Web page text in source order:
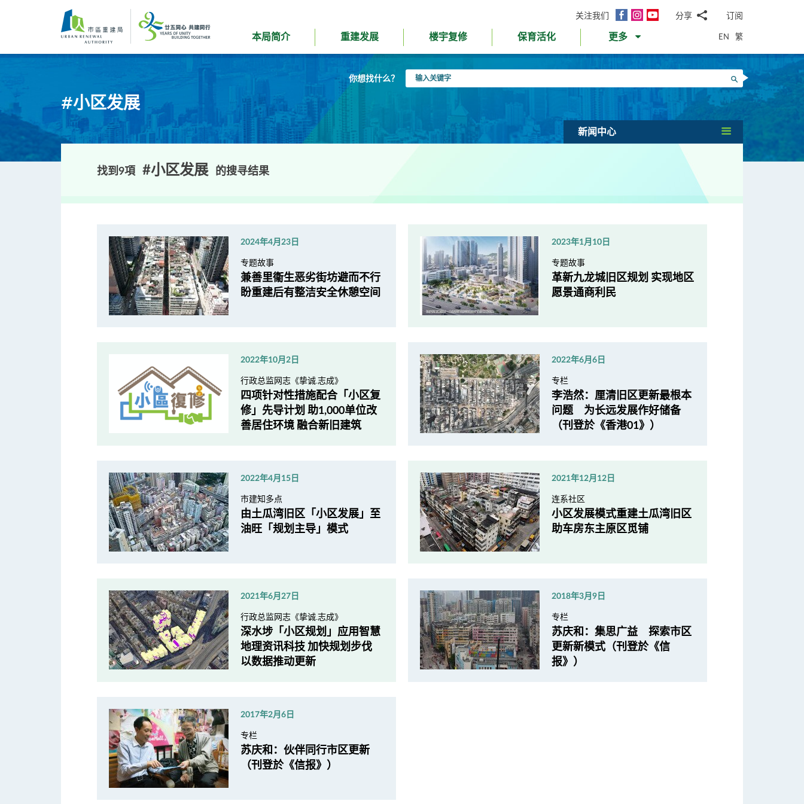
内
关注我们
面
InstagramYouTube分享
邮WhatsApp
微
信
面
书Twitter
LinkedIn
微
博
订阅
本局简介 重建发展 楼宇复修 保育活化 更多 EN 繁
你想找什么？
入
字
搜寻
#小区发展
新闻中心
找到9項 #小区发展 的搜寻结果
2024年4月23日
专题故事
兼善里衞生恶劣街坊避而不行
盼重建后有整洁安全休憩空间
2023年1月10日
专题故事
革新九龙城旧区规划 实现地区
愿景通商利民
2022年10月2日
行政总监网志《挚诚.志成》
四项针对性措施配合「小区复
修」先导计划 助1,000单位改
善居住环境 融合新旧建筑
2022年6月6日
专栏
李浩然：厘清旧区更新最根本
问题 为长远发展作好储备
（刊登於《香港01》）
2022年4月15日
市建知多点
由土瓜湾旧区「小区发展」至
油旺「规划主导」模式
2021年12月12日
连系社区
小区发展模式重建土瓜湾旧区
助车房东主原区觅铺
2021年6月27日
行政总监网志《挚诚.志成》
深水埗「小区规划」应用智慧
地理资讯科技 加快规划步伐
以数据推动更新
2018年3月9日
专栏
苏庆和：集思广益 探索市区
更新新模式（刊登於《信
报》）
2017年2月6日
专栏
苏庆和：伙伴同行市区更新
（刊登於《信报》）